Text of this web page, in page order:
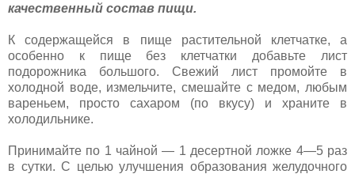
качественный состав пищи.
К содержащейся в пище растительной клетчатке, а
особенно к пище без клетчатки добавьте лист
подорожника большого. Свежий лист промойте в
холодной воде, измельчите, смешайте с медом, любым
вареньем, просто сахаром (по вкусу) и храните в
холодильнике.
Принимайте по 1 чайной — 1 десертной ложке 4—5 раз
в сутки. С целью улучшения образования желудочного